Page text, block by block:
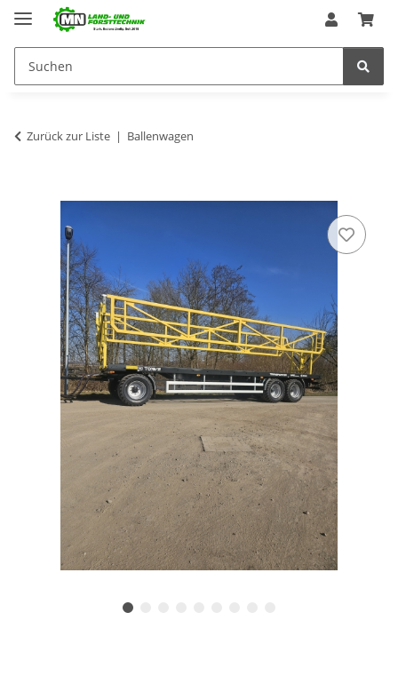
Zurück zur Liste Ballenwagen